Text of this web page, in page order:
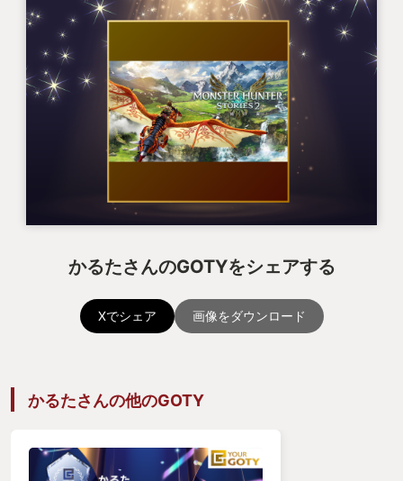
かるたさんのGOTYをシェアする
Xでシェア 画像をダウンロード
かるたさんの他のGOTY